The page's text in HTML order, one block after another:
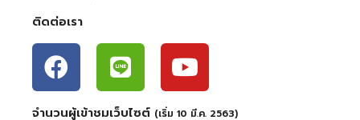
ติดต่อเรา
จำนวนผู้เข้าชมเว็บไซต์ (เริ่ม 10 มี.ค. 2563)